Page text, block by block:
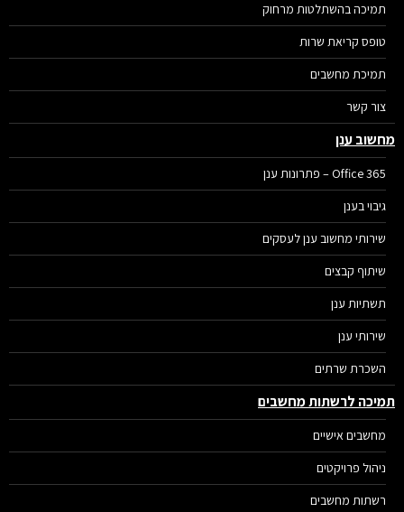
תמיכה בהשתלטות מרחוק
טופס קריאת שרות
תמיכת מחשבים
צור קשר
ענן
Office 365 – פתרונות ענן
גיבוי בענן
שירותי מחשוב ענן לעסקים
שיתוף קבצים
תשתיות ענן
שירותי ענן
השכרת שרתים
לרשתות מחשבים
מחשבים אישיים
ניהול פרויקטים
רשתות מחשבים